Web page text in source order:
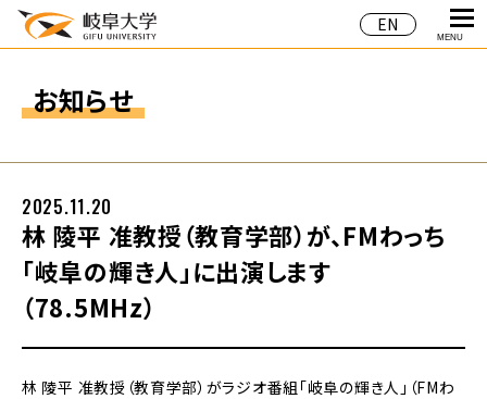
EN
MENU
お知らせ
林 陵平 准教授（教育学部）が、FMわっち
「岐阜の輝き人」に出演します
（78.5MHz）
2025.11.20
林 陵平 准教授（教育学部）がラジオ番組「岐阜の輝き人」（FMわ